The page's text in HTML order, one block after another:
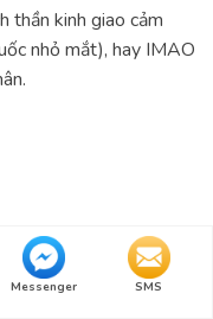
Messenger SMS
thần kinh giao cảm
nhỏ mắt), hay IMAO